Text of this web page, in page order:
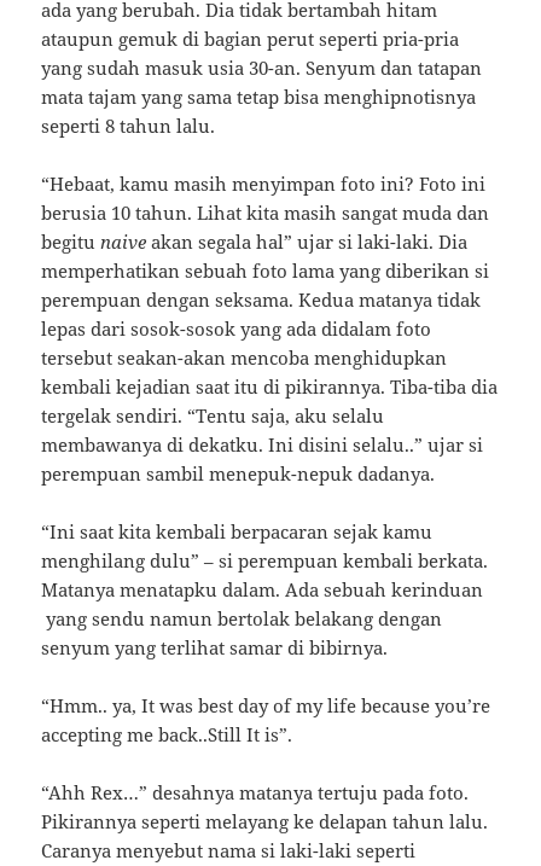
ada yang berubah. Dia tidak bertambah hitam
ataupun gemuk di bagian perut seperti pria-pria
yang sudah masuk usia 30-an. Senyum dan tatapan
mata tajam yang sama tetap bisa menghipnotisnya
seperti 8 tahun lalu.
“Hebaat, kamu masih menyimpan foto ini? Foto ini
berusia 10 tahun. Lihat kita masih sangat muda dan
begitu naive akan segala hal” ujar si laki-laki. Dia
memperhatikan sebuah foto lama yang diberikan si
perempuan dengan seksama. Kedua matanya tidak
lepas dari sosok-sosok yang ada didalam foto
tersebut seakan-akan mencoba menghidupkan
kembali kejadian saat itu di pikirannya. Tiba-tiba dia
tergelak sendiri. “Tentu saja, aku selalu
membawanya di dekatku. Ini disini selalu..” ujar si
perempuan sambil menepuk-nepuk dadanya.
“Ini saat kita kembali berpacaran sejak kamu
menghilang dulu” – si perempuan kembali berkata.
Matanya menatapku dalam. Ada sebuah kerinduan
yang sendu namun bertolak belakang dengan
senyum yang terlihat samar di bibirnya.
“Hmm.. ya, It was best day of my life because you’re
accepting me back..Still It is”.
“Ahh Rex…” desahnya matanya tertuju pada foto.
Pikirannya seperti melayang ke delapan tahun lalu.
Caranya menyebut nama si laki-laki seperti